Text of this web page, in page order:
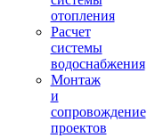
отопления
Расчет
системы
водоснабжения
Монтаж
и
сопровождение
проектов